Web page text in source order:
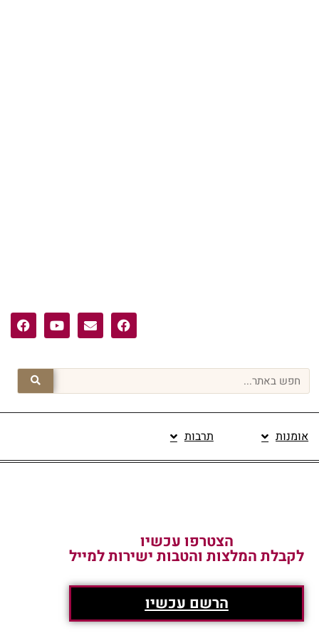
אומנות תרבות
הצטרפו עכשיו
לקבלת המלצות והטבות ישירות למייל
הרשם עכשיו